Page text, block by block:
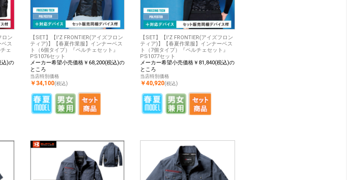
ロン
ベス
ェ
込)の
【SET】【I'Z FRONTIER(アイズフロン
ティア)】【春夏作業服】インナーベス
ト（6個タイプ）『ペルチェセット』
PS1076セット
メーカー希望小売価格￥68,200(税込)の
ところ
当店特別価格
￥34,100(税込)
【SET】【I'Z FRONTIER(アイズフロン
ティア)】【春夏作業服】インナーベス
ト（7個タイプ）『ペルチェセット』
PS1077セット
メーカー希望小売価格￥81,840(税込)の
ところ
当店特別価格
￥40,920(税込)